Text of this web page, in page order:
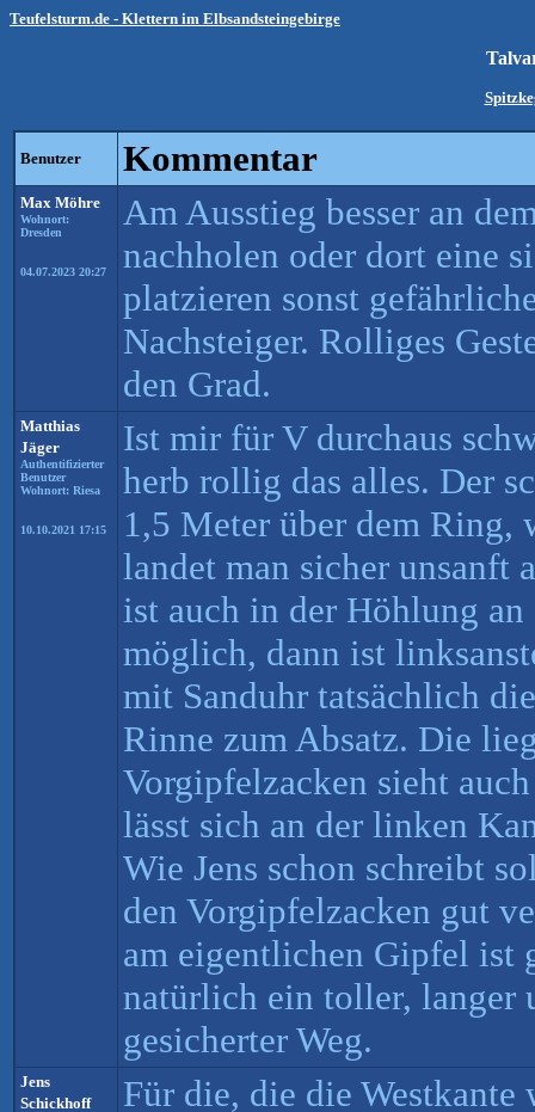
Teufelsturm.de - Klettern im Elbsandsteingebirge
Benutzer Kommentar
Max Möhre
Wohnort:
Dresden
04.07.2023 20:27
Am Ausstieg besser an
nachholen oder dort eine
platzieren sonst
Nachsteiger. Rolliges
den Grad.
Matthias
Jäger
Authentifizierter
Benutzer
Wohnort: Riesa
10.10.2021 17:15
Ist mir für V durchaus
herb rollig das alles. Der
1,5 Meter über dem Ring,
landet man sicher unsanft
ist auch in der Höhlung an
möglich, dann ist
mit Sanduhr tatsächlich
Rinne zum Absatz. Die
Vorgipfelzacken sieht
lässt sich an der linken
Wie Jens schon schreibt
den Vorgipfelzacken gut
am eigentlichen Gipfel ist
natürlich ein toller, langer
gesicherter Weg.
Jens
Schickhoff
Für die, die die Westkante